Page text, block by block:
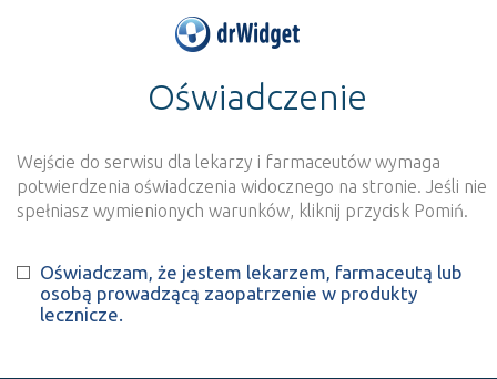
Wynik szukania dla frazy ''
Wyszukaj produkt
Szukaj
Znaleziono wyników: 0
Strona1 z 0
Oświadczenie
Wejście do serwisu dla lekarzy i farmaceutów wymaga
potwierdzenia oświadczenia widocznego na stronie. Jeśli nie
spełniasz wymienionych warunków, kliknij przycisk Pomiń.
Oświadczam, że jestem lekarzem, farmaceutą lub
osobą prowadzącą zaopatrzenie w produkty
lecznicze.